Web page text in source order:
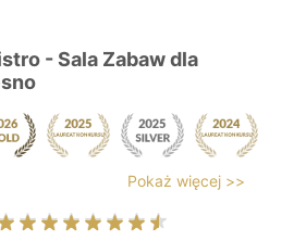
- Sala Zabaw dla
Pokaż więcej >>